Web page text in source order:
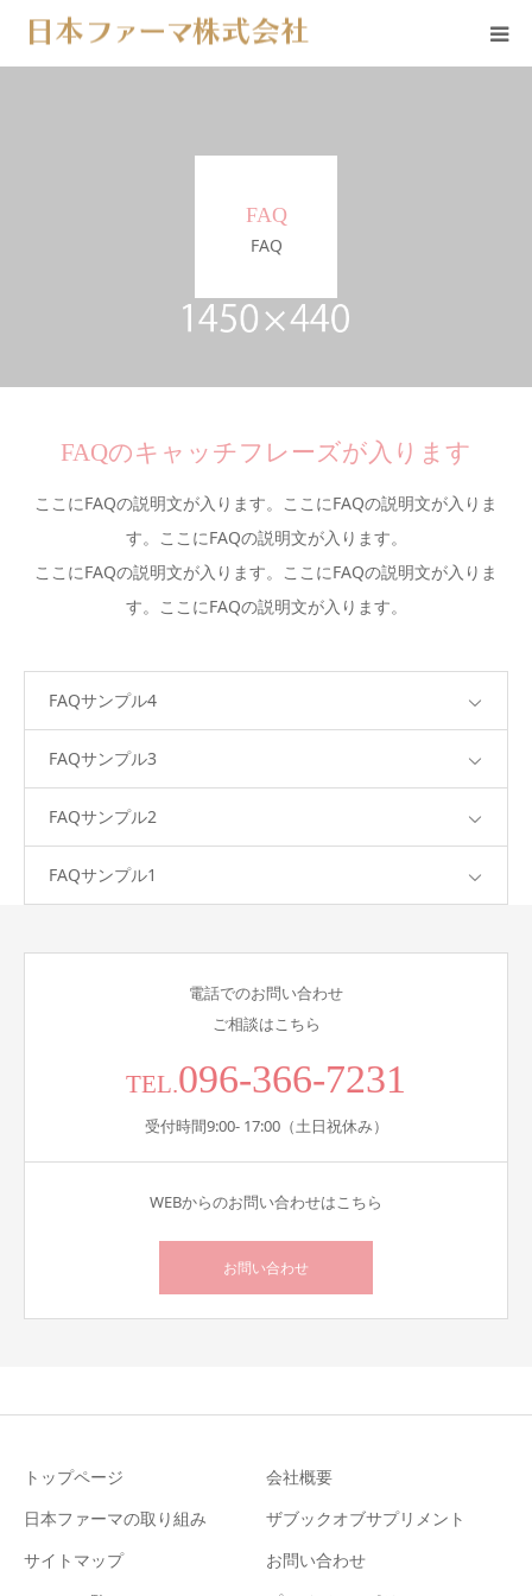
FAQ
FAQ
FAQのキャッチフレーズが入ります
ここにFAQの説明文が入ります。ここにFAQの説明文が入りま
す。ここにFAQの説明文が入ります。
ここにFAQの説明文が入ります。ここにFAQの説明文が入りま
す。ここにFAQの説明文が入ります。
FAQサンプル4
FAQサンプル3
FAQサンプル2
FAQサンプル1
電話でのお問い合わせ
ご相談はこちら
TEL.096-366-7231
受付時間9:00- 17:00（土日祝休み）
WEBからのお問い合わせはこちら
お問い合わせ
トップページ
会社概要
日本ファーマの取り組み
ザブックオブサプリメント
サイトマップ
お問い合わせ
オンラインショップ